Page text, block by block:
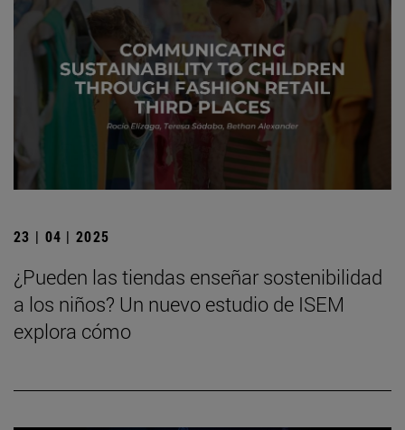
23 | 04 | 2025
¿Pueden las tiendas enseñar sostenibilidad
a los niños? Un nuevo estudio de ISEM
explora cómo